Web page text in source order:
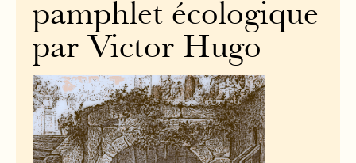
pamphlet écologique
par Victor Hugo